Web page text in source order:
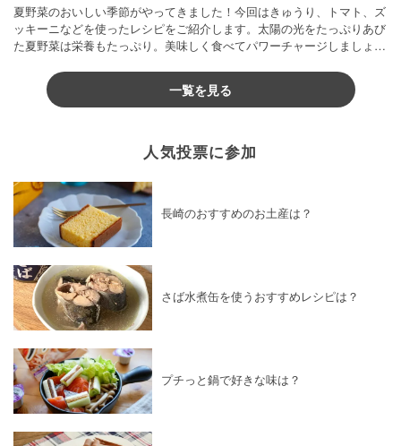
夏野菜のおいしい季節がやってきました！今回はきゅうり、トマト、ズ
ッキーニなどを使ったレシピをご紹介します。太陽の光をたっぷりあび
た夏野菜は栄養もたっぷり。美味しく食べてパワーチャージしましょう
一覧を見る
人気投票に参加
長崎のおすすめのお土産は？
さば水煮缶を使うおすすめレシピは？
プチっと鍋で好きな味は？